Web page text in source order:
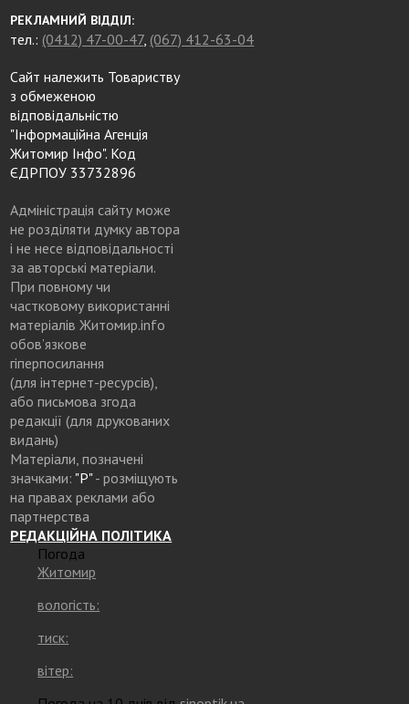
РЕКЛАМНИЙ ВІДДІЛ:
тел.: (0412) 47-00-47, (067) 412-63-04
Сайт належить Товариству
з обмеженою
відповідальністю
"Інформаційна Агенція
Житомир Інфо". Код
ЄДРПОУ 33732896
Адміністрація сайту може
не розділяти думку автора
і не несе відповідальності
за авторські матеріали.
При повному чи
частковому використанні
матеріалів Житомир.info
обов’язкове
гіперпосилання
(для інтернет-ресурсів),
або письмова згода
редакції (для друкованих
видань)
Матеріали, позначені
значками: "Р"- розміщують
на правах реклами або
партнерства
РЕДАКЦІЙНА ПОЛІТИКА
Погода
Житомир
вологість:
тиск:
вітер: